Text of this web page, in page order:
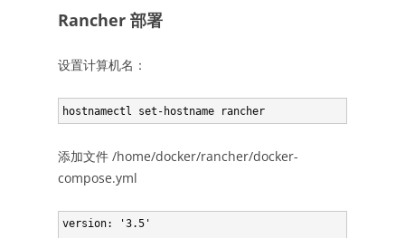
Rancher 部署
设置计算机名：
hostnamectl set-hostname rancher
添加文件 /home/docker/rancher/docker-
compose.yml
version: '3.5'